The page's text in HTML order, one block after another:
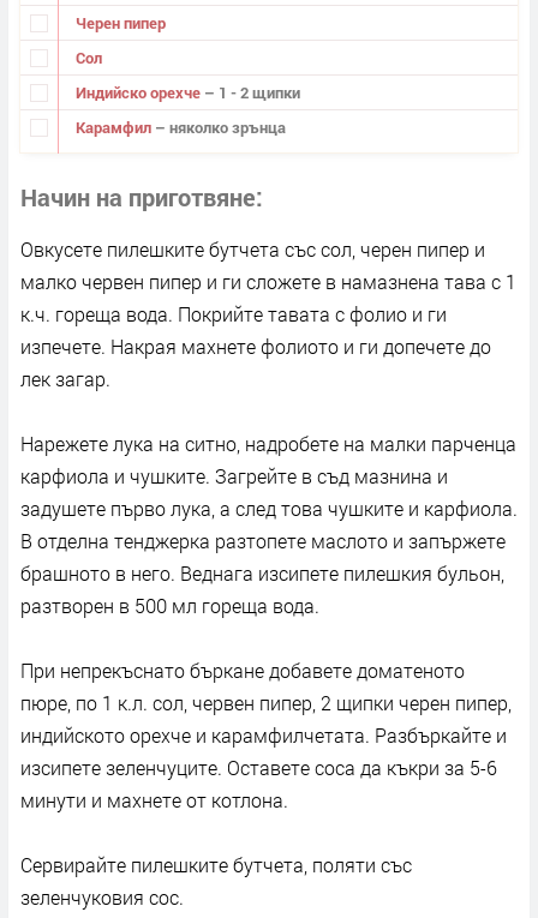
Черен пипер
Сол
Индийско орехче – 1 - 2 щипки
Карамфил – няколко зрънца
Начин на приготвяне
Овкусете пилешките бутчета със сол, черен пипер и
малко червен пипер и ги сложете в намазнена тава с 1
к.ч. гореща вода. Покрийте тавата с фолио и ги
изпечете. Накрая махнете фолиото и ги допечете до
лек загар.
Нарежете лука на ситно, надробете на малки парченца
карфиола и чушките. Загрейте в съд мазнина и
задушете първо лука, а след това чушките и карфиола.
В отделна тенджерка разтопете маслото и запържете
брашното в него. Веднага изсипете пилешкия бульон,
разтворен в 500 мл гореща вода.
При непрекъснато бъркане добавете доматеното
пюре, по 1 к.л. сол, червен пипер, 2 щипки черен пипер,
индийското орехче и карамфилчетата. Разбъркайте и
изсипете зеленчуците. Оставете соса да къкри за 5-6
минути и махнете от котлона.
Сервирайте пилешките бутчета, поляти със
зеленчуковия сос.